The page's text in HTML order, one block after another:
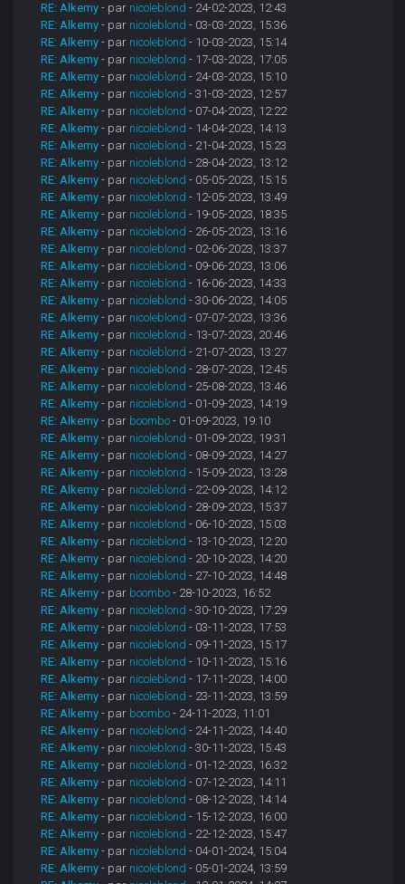
RE: Alkemy - par nicoleblond - 24-02-2023, 12:43
RE: Alkemy - par nicoleblond - 03-03-2023, 15:36
RE: Alkemy - par nicoleblond - 10-03-2023, 15:14
RE: Alkemy - par nicoleblond - 17-03-2023, 17:05
RE: Alkemy - par nicoleblond - 24-03-2023, 15:10
RE: Alkemy - par nicoleblond - 31-03-2023, 12:57
RE: Alkemy - par nicoleblond - 07-04-2023, 12:22
RE: Alkemy - par nicoleblond - 14-04-2023, 14:13
RE: Alkemy - par nicoleblond - 21-04-2023, 15:23
RE: Alkemy - par nicoleblond - 28-04-2023, 13:12
RE: Alkemy - par nicoleblond - 05-05-2023, 15:15
RE: Alkemy - par nicoleblond - 12-05-2023, 13:49
RE: Alkemy - par nicoleblond - 19-05-2023, 18:35
RE: Alkemy - par nicoleblond - 26-05-2023, 13:16
RE: Alkemy - par nicoleblond - 02-06-2023, 13:37
RE: Alkemy - par nicoleblond - 09-06-2023, 13:06
RE: Alkemy - par nicoleblond - 16-06-2023, 14:33
RE: Alkemy - par nicoleblond - 30-06-2023, 14:05
RE: Alkemy - par nicoleblond - 07-07-2023, 13:36
RE: Alkemy - par nicoleblond - 13-07-2023, 20:46
RE: Alkemy - par nicoleblond - 21-07-2023, 13:27
RE: Alkemy - par nicoleblond - 28-07-2023, 12:45
RE: Alkemy - par nicoleblond - 25-08-2023, 13:46
RE: Alkemy - par nicoleblond - 01-09-2023, 14:19
RE: Alkemy - par boombo - 01-09-2023, 19:10
RE: Alkemy - par nicoleblond - 01-09-2023, 19:31
RE: Alkemy - par nicoleblond - 08-09-2023, 14:27
RE: Alkemy - par nicoleblond - 15-09-2023, 13:28
RE: Alkemy - par nicoleblond - 22-09-2023, 14:12
RE: Alkemy - par nicoleblond - 28-09-2023, 15:37
RE: Alkemy - par nicoleblond - 06-10-2023, 15:03
RE: Alkemy - par nicoleblond - 13-10-2023, 12:20
RE: Alkemy - par nicoleblond - 20-10-2023, 14:20
RE: Alkemy - par nicoleblond - 27-10-2023, 14:48
RE: Alkemy - par boombo - 28-10-2023, 16:52
RE: Alkemy - par nicoleblond - 30-10-2023, 17:29
RE: Alkemy - par nicoleblond - 03-11-2023, 17:53
RE: Alkemy - par nicoleblond - 09-11-2023, 15:17
RE: Alkemy - par nicoleblond - 10-11-2023, 15:16
RE: Alkemy - par nicoleblond - 17-11-2023, 14:00
RE: Alkemy - par nicoleblond - 23-11-2023, 13:59
RE: Alkemy - par boombo - 24-11-2023, 11:01
RE: Alkemy - par nicoleblond - 24-11-2023, 14:40
RE: Alkemy - par nicoleblond - 30-11-2023, 15:43
RE: Alkemy - par nicoleblond - 01-12-2023, 16:32
RE: Alkemy - par nicoleblond - 07-12-2023, 14:11
RE: Alkemy - par nicoleblond - 08-12-2023, 14:14
RE: Alkemy - par nicoleblond - 15-12-2023, 16:00
RE: Alkemy - par nicoleblond - 22-12-2023, 15:47
RE: Alkemy - par nicoleblond - 04-01-2024, 15:04
RE: Alkemy - par nicoleblond - 05-01-2024, 13:59